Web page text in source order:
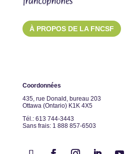
À PROPOS DE LA FNCSF
Coordonnées
435, rue Donald, bureau 203
Ottawa (Ontario) K1K 4X5
Tél.: 613 744-3443
Sans frais: 1 888 857-6503